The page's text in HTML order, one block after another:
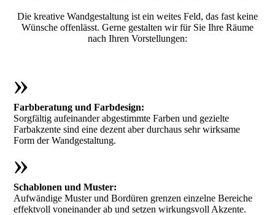
Die kreative Wandgestaltung ist ein weites Feld, das fast keine
Wünsche offenlässt. Gerne gestalten wir für Sie Ihre Räume
nach Ihren Vorstellungen:
»
Farbberatung und Farbdesign:
Sorgfältig aufeinander abgestimmte Farben und gezielte
Farbakzente sind eine dezent aber durchaus sehr wirksame
Form der Wandgestaltung.
»
Schablonen und Muster:
Aufwändige Muster und Bordüren grenzen einzelne Bereiche
effektvoll voneinander ab und setzen wirkungsvoll Akzente.